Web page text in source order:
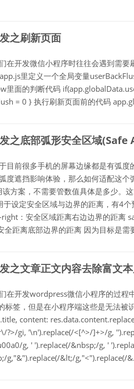
之刷新页面
在开发微信小程序时往往会遇到需
里定义一个全局变量
里面的判断代码
= 0 } 执行刷新页面前的代码
之底部弧形安全区域(Safe
目前很多手机的屏幕边缘都是有弧
度遮挡影响体验，那么如何适配这个
方案，不需要管数值具体是多少。
设定安全区域与边界的距离，有4
：安全区域距离右边边界的距离
距离底部边界的距离 因为目标是需
之文章正文内容去除富文
在开发wordpress微信小程序的过程
标签，但是在小程序端这些是无法被
content:
gi, '\n').replace(/<[^>/]+>/g,
g, ' ').replace(/&nbsp;/g, '
g,"&").replace(/&lt;/g,"<").replace(/